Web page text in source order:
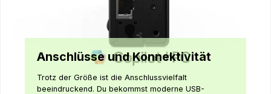
Anschlüsse und Konnektivität
Trotz der Größe ist die Anschlussvielfalt
beeindruckend. Du bekommst moderne USB-